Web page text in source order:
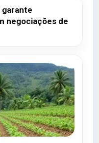
negociações de